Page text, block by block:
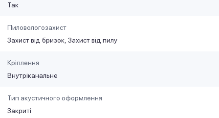
Так
Пиловологозахист
Захист від бризок Захист від пилу
Кріплення
Внутріканальне
Тип акустичного оформлення
Закриті